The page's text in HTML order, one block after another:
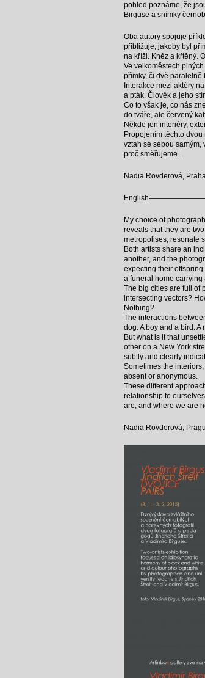
pohled poznáme, že
Birguse a snímky
Oba autory spojuje
přibližuje, jakoby byl
na kříži. Kněz a křtěný.
Ve velkoměstech
přímky, či dvě
Interakce mezi aktéry
a pták. Člověk a jeho
Co to však je, co nás
do tváře, ale červený
Někde jen interiéry,
Propojením těchto
vztah se sebou samým,
proč směřujeme…
Nadia Rovderová,
My choice of
reveals that they are
metropolises, resonate
Both artists share an
another, and the
expecting their
a funeral home
The big cities are full of
intersecting vectors?
Nothing?
The interactions
dog. A boy and a bird. A
But what is it that
other on a New York
subtly and clearly
Sometimes the
absent or anonymous.
These different
relationship to
are, and where we are
Nadia Rovderová,